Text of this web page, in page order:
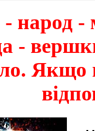
народ -
-
Якщо